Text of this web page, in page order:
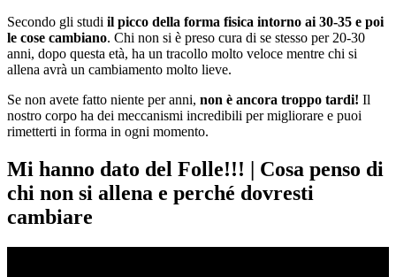
Secondo gli studi il picco della forma fisica intorno ai 30-35 e poi
le cose cambiano. Chi non si è preso cura di se stesso per 20-30
anni, dopo questa età, ha un tracollo molto veloce mentre chi si
allena avrà un cambiamento molto lieve.
Se non avete fatto niente per anni, non è ancora troppo tardi! Il
nostro corpo ha dei meccanismi incredibili per migliorare e puoi
rimetterti in forma in ogni momento.
Mi hanno dato del Folle!!! | Cosa penso di
chi non si allena e perché dovresti
cambiare